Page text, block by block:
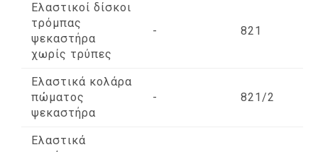
Ελαστικοί δίσκοι
τρόμπας
ψεκαστήρα
χωρίς τρύπες
- 821
Ελαστικά κολάρα
πώματος
ψεκαστήρα
- 821/2
Ελαστικά